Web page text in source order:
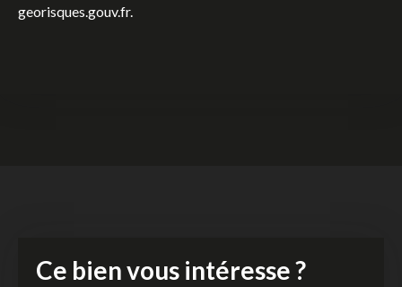
georisques.gouv.fr.
Ce bien vous intéresse ?